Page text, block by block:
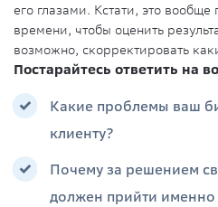
его глазами. Кстати, это
времени, чтобы оценить
возможно, скорректировать
Постарайтесь ответить на
Какие проблемы ваш
клиенту?
Почему за решением
должен прийти именно